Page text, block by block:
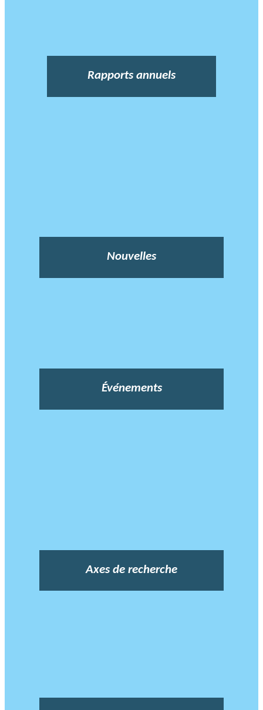
Rapports annuels
Nouvelles
Événements
Axes de recherche